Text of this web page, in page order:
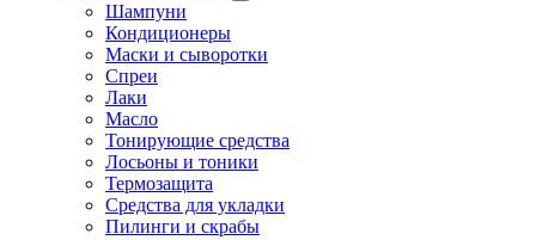
Шампуни
Кондиционеры
Маски и сыворотки
Спреи
Лаки
Масло
Тонирующие средства
Лосьоны и тоники
Термозащита
Средства для укладки
Пилинги и скрабы